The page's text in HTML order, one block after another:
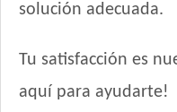
solución adecuada.
Tu satisfacción es
aquí para ayudarte!